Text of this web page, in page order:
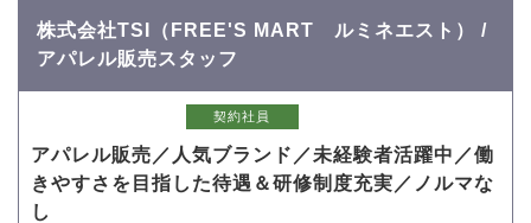
株式会社TSI（FREE'S MART ルミネエスト） /
アパレル販売スタッフ
契約社員
アパレル販売／人気ブランド／未経験者活躍中／働
きやすさを目指した待遇＆研修制度充実／ノルマな
し